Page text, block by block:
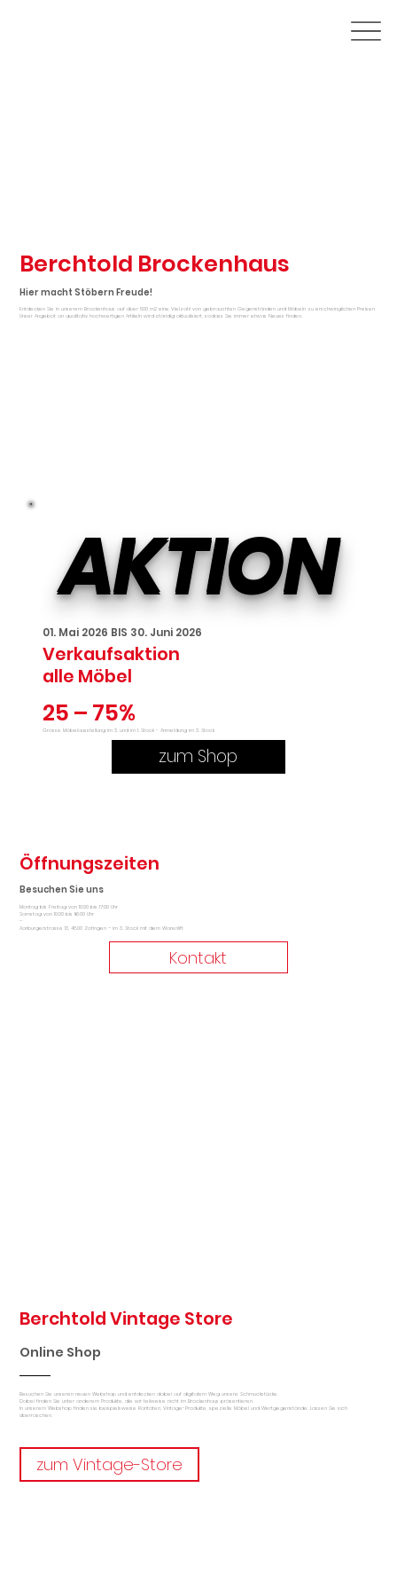
Berchtold Brockenhaus
Hier macht Stöbern Freude!
Entdecken Sie in unserem Brockenhaus auf über 500 m2 eine Vielzahl von gebrauchten Gegenständen und Möbeln zu erschwinglichen Preisen.
Unser Angebot an qualitativ hochwertigen Artikeln wird ständig aktualisiert, sodass Sie immer etwas Neues finden.
AKTION
Verkaufsaktion
alle Möbel
25 – 75%
01. Mai 2026 BIS 30. Juni 2026
Grosse Möbelausstellung im 3. und im 1. Stock - Anmeldung im 3. Stock
zum Shop
Öffnungszeiten
Besuchen Sie uns
Montag bis Freitag von 10:00 bis 17:00 Uhr
Samstag von 10:00 bis 16:00 Uhr
–
Aarburgerstrasse 13, 4800 Zofingen – im 3. Stock mit dem Warenlift
Kontakt
Berchtold Vintage Store
Online Shop
Besuchen Sie unseren neuen Webshop und entdecken dabei auf digitalem Weg unsere Schmuckstücke.
Dabei finden Sie unter anderem Produkte, die wir teilweise nicht im Brockenhaus präsentieren.
In unserem Webshop finden sie beispielsweise Raritäten, Vintage-Produkte, spezielle Möbel und Wertgegenstände. Lassen Sie sich
überraschen.
zum Vintage-Store